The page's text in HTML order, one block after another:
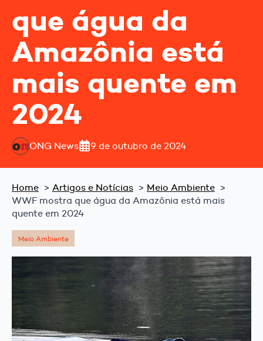
que água da
Amazônia está
mais quente em
2024
ONG News 9 de outubro de 2024
Home Artigos e Notícias
Meio Ambiente
WWF mostra que água da Amazônia está mais
quente em 2024
Meio Ambiente